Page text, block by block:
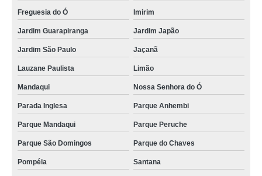
Freguesia do Ó Imirim
Jardim Guarapiranga Jardim Japão
Jardim São Paulo Jaçanã
Lauzane Paulista Limão
Mandaqui Nossa Senhora do Ó
Parada Inglesa Parque Anhembi
Parque Mandaqui Parque Peruche
Parque São Domingos Parque do Chaves
Pompéia Santana